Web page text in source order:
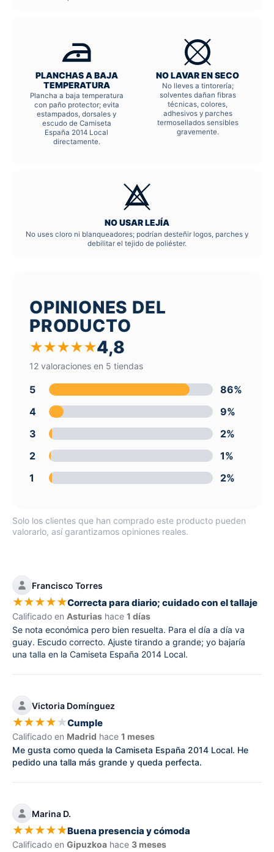
PLANCHAS A BAJA
TEMPERATURA
Plancha a baja temperatura
con paño protector; evita
estampados, dorsales y
escudo de Camiseta
España 2014 Local
directamente.
NO LAVAR EN SECO
No lleves a tintorería;
solventes dañan fibras
técnicas, colores,
adhesivos y parches
termosellados sensibles
gravemente.
NO USAR LEJÍA
No uses cloro ni blanqueadores; podrían desteñir logos, parches y
debilitar el tejido de poliéster.
OPINIONES DEL
PRODUCTO
★★★★★4,8
12 valoraciones en 5 tiendas
5
86%
4
9%
3
2%
2
1%
1
2%
Solo los clientes que han comprado este producto pueden
valorarlo, así garantizamos opiniones reales.
Francisco Torres
★★★★★Correcta para diario; cuidado con el tallaje
Calificado en Asturias hace 1 días
Se nota económica pero bien resuelta. Para el día a día va
guay. Escudo correcto. Ajuste tirando a grande; yo bajaría
una talla en la Camiseta España 2014 Local.
Victoria Domínguez
★★★★★Cumple
Calificado en Madrid hace 1 meses
Me gusta como queda la Camiseta España 2014 Local. He
pedido una talla más grande y queda perfecta.
Marina D.
★★★★★Buena presencia y cómoda
Calificado en Gipuzkoa hace 3 meses